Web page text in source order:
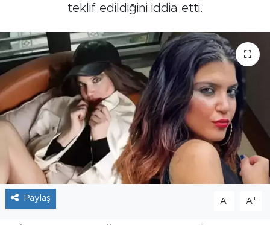
teklif edildiğini iddia etti.
Paylaş A- A+
Tarihçe
Resmi İlanlar
Söyleşi
Foto Şaka
Teknoloji
Politika